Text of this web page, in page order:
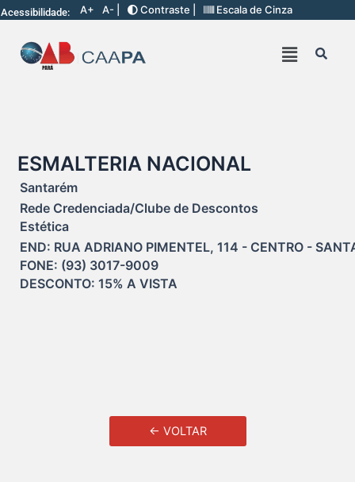
Acessibilidade: A+ A- | Contraste | Escala de Cinza
ESMALTERIA NACIONAL
Santarém
Rede Credenciada/Clube de Descontos
Estética
END: RUA ADRIANO PIMENTEL, 114 - CENTRO -
FONE: (93) 3017-9009
DESCONTO: 15% A VISTA
← VOLTAR